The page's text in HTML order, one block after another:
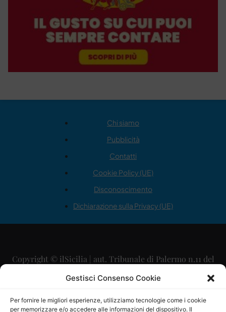
Gestisci Consenso Cookie
Per fornire le migliori esperienze, utilizziamo tecnologie come i cookie
per memorizzare e/o accedere alle informazioni del dispositivo. Il
Chi siamo
Pubblicità
Contatti
Cookie Policy (UE)
Disconoscimento
Dichiarazione sulla Privacy (UE)
Copyright © ilSicilia | aut. Tribunale di Palermo n.11 del
29/09/2015